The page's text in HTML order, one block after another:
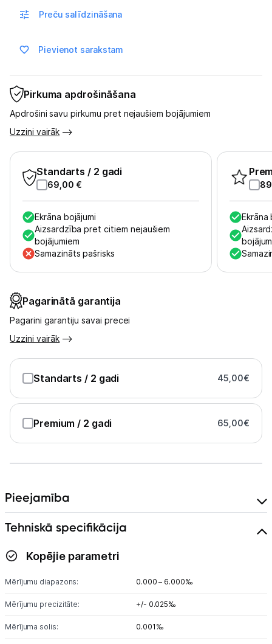
Uzņēmumiem
Tet pakalpojumi
Kontakti
Preču salīdzināšana
Pievienot sarakstam
Pirkuma apdrošināšana
Apdrošini savu pirkumu pret nejaušiem bojājumiem
Uzzini vairāk
Standarts / 2 gadi
69,00 €
Ekrāna bojājumi
Aizsardzība pret citiem nejaušiem
bojājumiem
Samazināts pašrisks
Ekrāna
Pagarinātā garantija
Pagarini garantiju savai precei
Uzzini vairāk
Standarts / 2 gadi 45,00€
Premium / 2 gadi 65,00€
Pieejamība
Tehniskā specifikācija
Kopējie parametri
Mērījumu diapazons: 0.000 – 6.000‰
Mērījumu precizitāte: +/- 0.025‰
Mērījuma solis: 0.001‰